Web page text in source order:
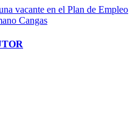
vacante en el Plan de Empleo
Cangas